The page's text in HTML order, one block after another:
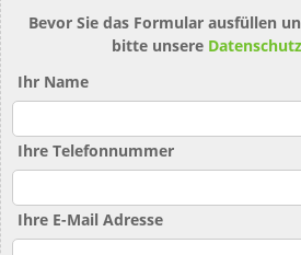
Bevor Sie das Formular ausfüllen
bitte unsere
Ihr Name
Ihre Telefonnummer
Ihre E-Mail Adresse